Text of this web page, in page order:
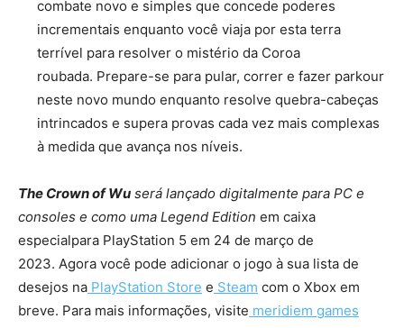
combate novo e simples que concede poderes
incrementais enquanto você viaja por esta terra
terrível para resolver o mistério da Coroa
roubada. Prepare-se para pular, correr e fazer parkour
neste novo mundo enquanto resolve quebra-cabeças
intrincados e supera provas cada vez mais complexas
à medida que avança nos níveis.
The Crown of Wu será lançado digitalmente para PC e
consoles e como uma Legend Edition em caixa
especialpara PlayStation 5 em 24 de março de
2023. Agora você pode adicionar o jogo à sua lista de
desejos na PlayStation Store e Steam com o Xbox em
breve. Para mais informações, visite meridiem games